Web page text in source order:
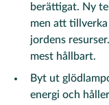
berättigat. Ny
men att
jordens
mest hållbart.
Byt ut
energi och